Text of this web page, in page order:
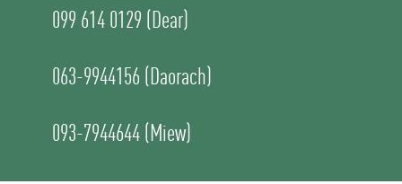
099 614 0129 (Dear)
063-9944156 (Daorach)
093-7944644 (Miew)